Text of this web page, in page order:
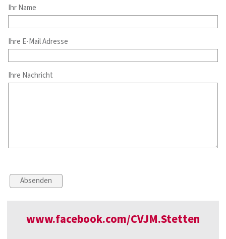
Ihr Name
Ihre E-Mail Adresse
Ihre Nachricht
www.facebook.com/CVJM.Stetten